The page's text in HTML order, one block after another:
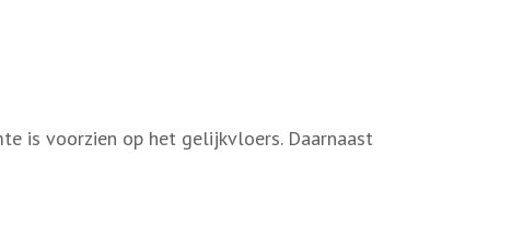
is voorzien op het gelijkvloers. Daarnaast